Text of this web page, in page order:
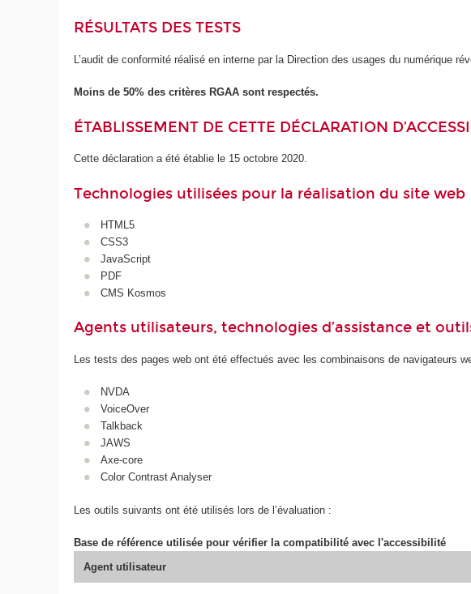
RÉSULTATS DES TESTS
L’audit de conformité réalisé en interne par la Direction des usages du numérique
Moins de 50% des critères RGAA sont respectés.
ÉTABLISSEMENT DE CETTE DÉCLARATION
Cette déclaration a été établie le 15 octobre 2020.
Technologies utilisées pour la réalisation du site web
HTML5
CSS3
JavaScript
PDF
CMS Kosmos
Agents utilisateurs, technologies d’assistance et
Les tests des pages web ont été effectués avec les combinaisons de navigateurs
NVDA
VoiceOver
Talkback
JAWS
Axe-core
Color Contrast Analyser
Les outils suivants ont été utilisés lors de l’évaluation :
Base de référence utilisée pour vérifier la compatibilité avec l'accessibilité
Agent utilisateur